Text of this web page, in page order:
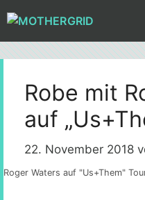
Inhalt
springen
Robe mit
auf
22. November 2018
Roger Waters auf "Us+Them"